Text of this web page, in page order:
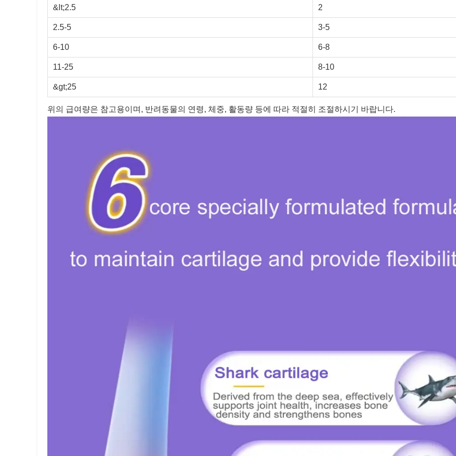
&lt;2.5 2
2.5-5 3-5
6-10 6-8
11-25 8-10
&gt;25 12
위의 급여량은 참고용이며, 반려동물의 연령, 체중, 활동량 등에 따라 적절히 조절하시기 바랍니다.